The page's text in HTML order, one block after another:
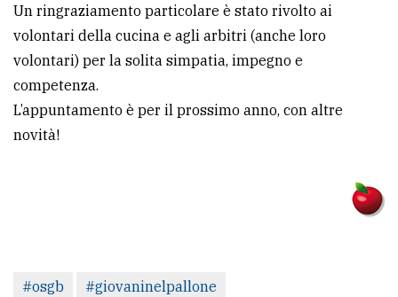
Un ringraziamento particolare è stato rivolto ai
volontari della cucina e agli arbitri (anche loro
volontari) per la solita simpatia, impegno e
competenza.
L’appuntamento è per il prossimo anno, con altre
novità!
#osgb #giovaninelpallone